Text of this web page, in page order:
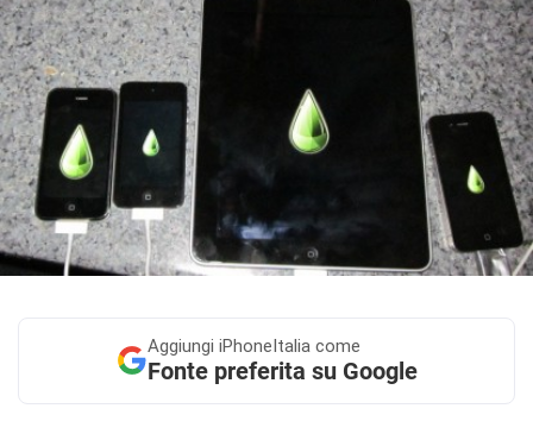
Aggiungi iPhoneItalia come
Fonte preferita su Google